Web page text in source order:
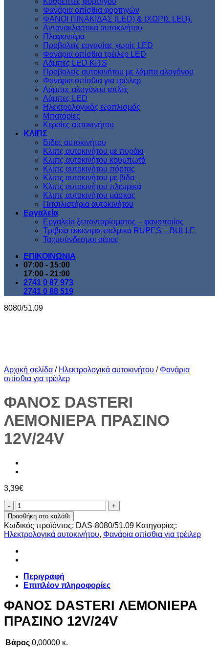
Φανάρια οπίσθια φορτηγών
ΦΑΝΟΙ ΠΙΝΑΚΙΔΑΣ (LED) & (XΩΡΙΣ LED).
Aντανακλαστικά αυτοκινήτου
Πλαφονιέρα
Προβολείς εργασίας χωρίς LED
Φανάρια οπίσθια τρέιλερ LED
Λάμπες LED KITS
Προβολείς αυτοκινήτου με λάμπα αλογόνου
Φανάρια οπίσθια για τρέιλερ
Λάμπες αλογόνου απλές
Λάμπες LED
Ηλεκτρολογικός εξοπλισμός
Μπαταρίες
Κεραίες αυτοκινήτου
ΚΛΙΠΣ
Βίδες αυτοκινήτου
Kλιπς αυτοκινήτου με πυράκι
Kλιπς αυτοκινήτου κουμπωτά
Κλιπς αυτοκινήτου πόρτας
Κλιπς αυτοκινήτου με βίδα
Kλιπς αυτοκινήτου πλευρικά
Kλιπς αυτοκινήτου μάσκας
Πιτσιλιστήρια αυτοκινήτου
Εργαλεία
Εργαλεία ξεπονταρίσματος – φανοποιίας
Τριβεία έκκεντρα-παλμικά RUPES – BULLE
Ταχυσύνδεσμοι αέρος
ΕΠΙΚΟΙΝΩΝΙΑ
07:00 - 15:00
17:00 - 21:00
2741 0 87 973
2741 0 88 519
8080/51.09
Αρχική σελίδα / Ηλεκτρολογικά αυτοκινήτου / Φανάρια
οπίσθια για τρέιλερ
ΦΑΝΟΣ DASTERI
ΛΕΜΟΝΙΕΡΑ ΠΡΑΣΙΝΟ
12V/24V
3,39€
ΦΑΝΟΣ
DASTERI
ΛΕΜΟΝΙΕΡΑ
ΠΡΑΣΙΝΟ
12V/24V
ποσότητα
Προσθήκη στο καλάθι
Κωδικός προϊόντος: DAS-8080/51.09 Κατηγορίες:
Ηλεκτρολογικά αυτοκινήτου, Φανάρια οπίσθια για τρέιλερ
Περιγραφή
Επιπλέον πληροφορίες
ΦΑΝΟΣ DASTERI ΛΕΜΟΝΙΕΡΑ
ΠΡΑΣΙΝΟ 12V/24V
Βάρος 0,00000 κ.